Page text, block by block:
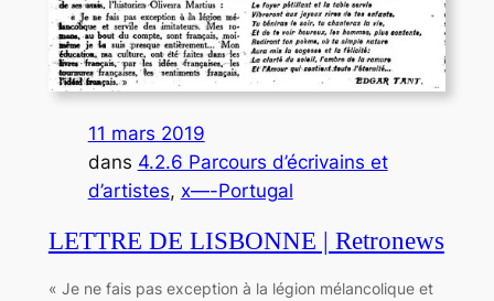
11 mars 2019
dans 4.2.6 Parcours d’écrivains et
d’artistes, x—-Portugal
LETTRE DE LISBONNE | Retronews
« Je ne fais pas exception à la légion mélancolique et